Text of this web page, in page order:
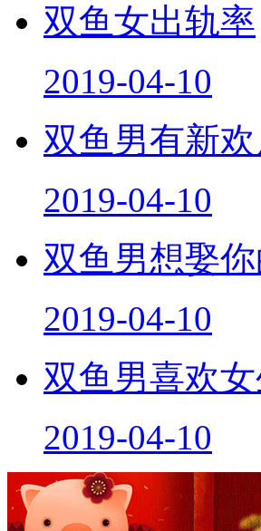
双鱼女出轨率
2019-04-10
双鱼男有新
2019-04-10
双鱼男想娶
2019-04-10
双鱼男喜欢
2019-04-10